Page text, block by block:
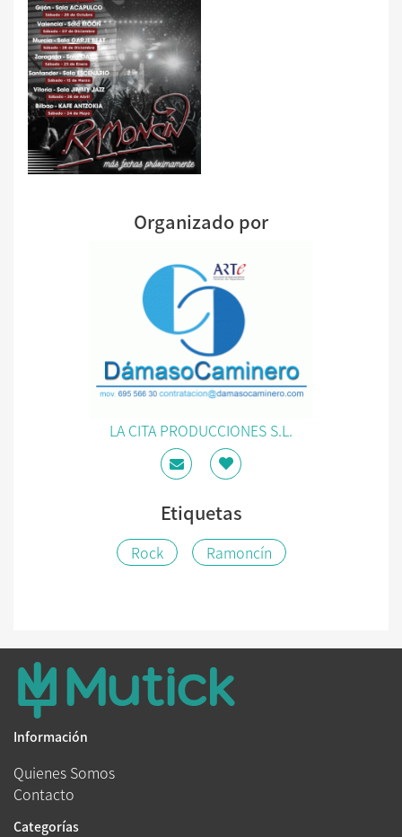
Organizado por
LA CITA PRODUCCIONES S.L.
Etiquetas
Rock Ramoncín
Información
Quienes Somos
Contacto
Categorías